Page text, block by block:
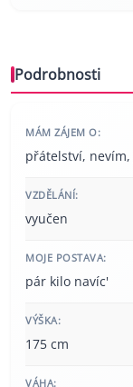
Podrobnosti
MÁM ZÁJEM O:
přátelství,
VZDĚLÁNÍ:
vyučen
MOJE POSTAVA:
pár kilo navíc'
VÝŠKA:
175 cm
VÁHA: